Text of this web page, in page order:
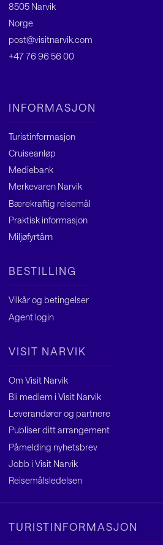
8505 Narvik
Norge
post@visitnarvik.com
+47 76 96 56 00
INFORMASJON
Turistinformasjon
Cruiseanløp
Mediebank
Merkevaren Narvik
Bærekraftig reisemål
Praktisk informasjon
Miljøfyrtårn
BESTILLING
Vilkår og betingelser
Agent login
VISIT NARVIK
Om Visit Narvik
Bli medlem i Visit Narvik
Leverandører og partnere
Publiser ditt arrangement
Påmelding nyhetsbrev
Jobb i Visit Narvik
Reisemålsledelsen
TURISTINFORMASJON